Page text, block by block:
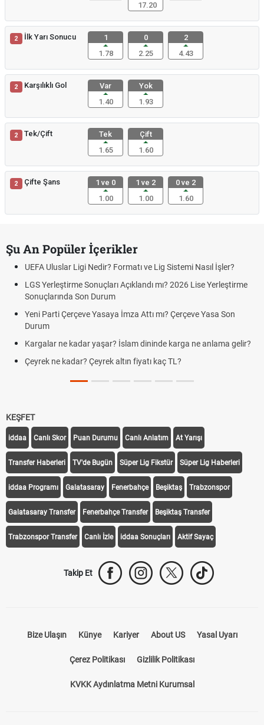
17.20
2 İlk Yarı Sonucu
1
1.78
0
2.25
2
4.43
2 Karşılıklı Gol
Var
1.40
Yok
1.93
2 Tek/Çift
Tek
1.65
Çift
1.60
2 Çifte Şans
1 ve 0
1.00
1 ve 2
1.00
0 ve 2
1.60
Şu An Popüler İçerikler
Sistemi Nasıl İşler?
2026 Lise Yerleştirme
Çerçeve Yasa Son
karga ne anlama gelir?
TL?
Rüyada altın görmek ne anlama geliyor?
Sabır duası, duaları ve Sabır ile ilgili
sabır nasıl anlatılır?
Futbolda ofsayt nedir? Ofsayt nasıl
Kravat nasıl bağlanır? En kolay kravat
KEŞFET
iddaa Canlı Skor Puan Durumu Canlı Anlatım At Yarışı
Transfer Haberleri TV'de Bugün Süper Lig Fikstür Süper Lig Haberleri
iddaa Programı Galatasaray Fenerbahçe Beşiktaş Trabzonspor
Galatasaray Transfer Fenerbahçe Transfer Beşiktaş Transfer
Trabzonspor Transfer Canlı İzle iddaa Sonuçları Aktif Sayaç
Takip Et
Bize Ulaşın Künye Kariyer About US Yasal Uyarı
Çerez Politikası Gizlilik Politikası
KVKK Aydınlatma Metni Kurumsal